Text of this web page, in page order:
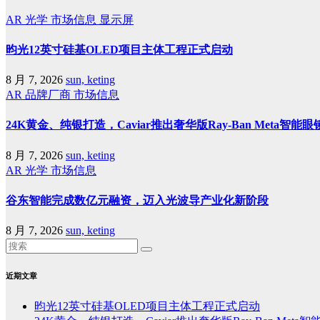
AR 光学 市场信息 显示屏
昀光12英寸硅基OLED项目主体工程正式启动
8 月 7, 2026 sun, keting
AR 品牌厂商 市场信息
24K黄金、纯银打造，Caviar推出奢华版Ray-Ban Meta智能眼
8 月 7, 2026 sun, keting
AR 光学 市场信息
谷东智能完成数亿元融资，迈入光波导产业化新阶段
8 月 7, 2026 sun, keting
近期文章
昀光12英寸硅基OLED项目主体工程正式启动